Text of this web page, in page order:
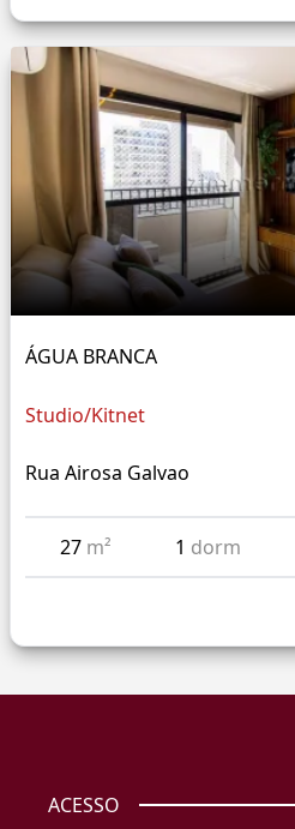
ÁGUA BRANCA
Studio/Kitnet
Rua Airosa Galvao
27 m² 1 dorm
ACESSO